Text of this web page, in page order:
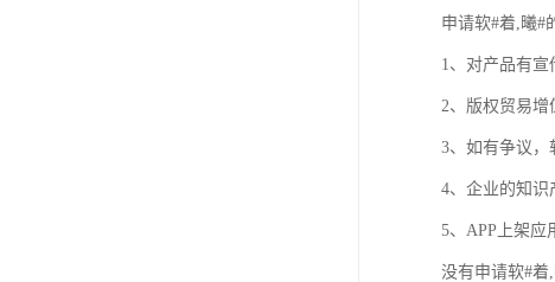
申请软#着,曦#
1、对产品有宣
2、版权贸易增
3、如有争议，
4、企业的知识
5、APP上架应
没有申请软#着